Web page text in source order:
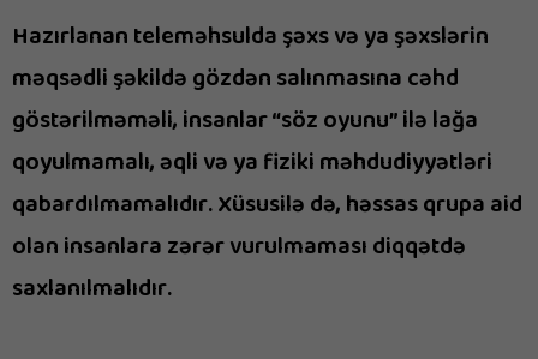
Hazırlanan teleməhsulda şəxs və ya şəxslərin
məqsədli şəkildə gözdən salınmasına cəhd
göstərilməməli, insanlar “söz oyunu” ilə lağa
qoyulmamalı, əqli və ya fiziki məhdudiyyətləri
qabardılmamalıdır. Xüsusilə də, həssas qrupa aid
olan insanlara zərər vurulmaması diqqətdə
saxlanılmalıdır.